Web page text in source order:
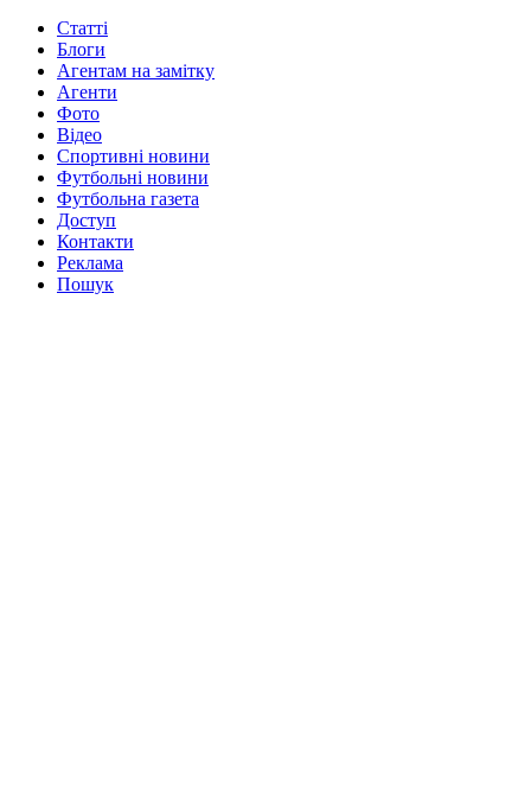
Статті
Блоги
Агентам на замітку
Агенти
Фото
Відео
Спортивні новини
Футбольні новини
Футбольна газета
Доступ
Контакти
Реклама
Пошук